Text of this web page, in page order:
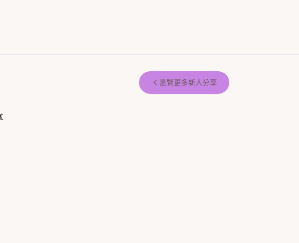
瀏覽更多新人分享